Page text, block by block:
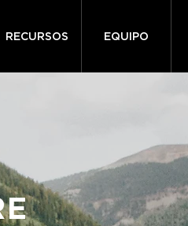
RECURSOS EQUIPO